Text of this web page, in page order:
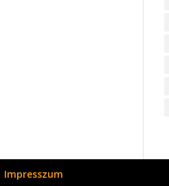
Impresszum